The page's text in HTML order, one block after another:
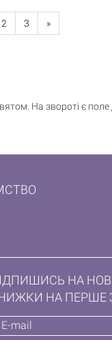
2 3 »
На звороті є
НА
НА ПЕРШЕ